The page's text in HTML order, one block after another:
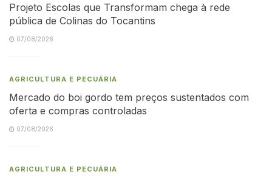
Projeto Escolas que Transformam chega à rede
pública de Colinas do Tocantins
07/08/2026
AGRICULTURA E PECUÁRIA
Mercado do boi gordo tem preços sustentados com
oferta e compras controladas
07/08/2026
AGRICULTURA E PECUÁRIA